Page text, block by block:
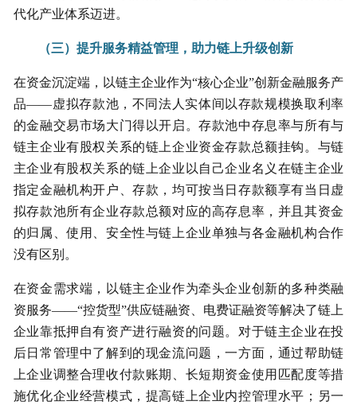
代化产业体系迈进。
（三）提升服务精益管理，助力链上升级创新
在资金沉淀端，以链主企业作为“核心企业”创新金融服务产
品——虚拟存款池，不同法人实体间以存款规模换取利率
的金融交易市场大门得以开启。存款池中存息率与所有与
链主企业有股权关系的链上企业资金存款总额挂钩。与链
主企业有股权关系的链上企业以自己企业名义在链主企业
指定金融机构开户、存款，均可按当日存款额享有当日虚
拟存款池所有企业存款总额对应的高存息率，并且其资金
的归属、使用、安全性与链上企业单独与各金融机构合作
没有区别。
在资金需求端，以链主企业作为牵头企业创新的多种类融
资服务——“控货型”供应链融资、电费证融资等解决了链上
企业靠抵押自有资产进行融资的问题。对于链主企业在投
后日常管理中了解到的现金流问题，一方面，通过帮助链
上企业调整合理收付款账期、长短期资金使用匹配度等措
施优化企业经营模式，提高链上企业内控管理水平；另一